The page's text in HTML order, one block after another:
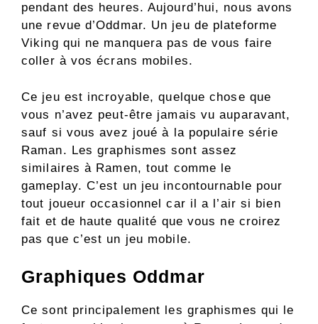
pendant des heures. Aujourd’hui, nous avons
une revue d’Oddmar. Un jeu de plateforme
Viking qui ne manquera pas de vous faire
coller à vos écrans mobiles.
Ce jeu est incroyable, quelque chose que
vous n’avez peut-être jamais vu auparavant,
sauf si vous avez joué à la populaire série
Raman. Les graphismes sont assez
similaires à Ramen, tout comme le
gameplay. C’est un jeu incontournable pour
tout joueur occasionnel car il a l’air si bien
fait et de haute qualité que vous ne croirez
pas que c’est un jeu mobile.
Graphiques Oddmar
Ce sont principalement les graphismes qui le